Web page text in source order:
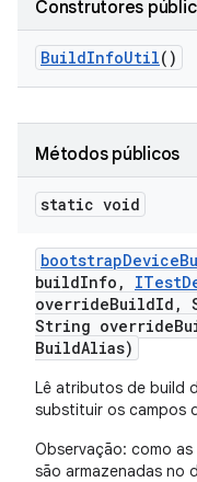
Construtores
BuildInfoUtil()
Métodos públicos
static void
bootstrapDevice
buildInfo , ITest
overrideBuildId ,
String override
BuildAlias)
Lê atributos de build
substituir os campos
Observação: como
são armazenadas no